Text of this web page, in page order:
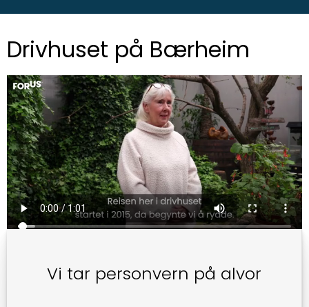
Drivhuset på Bærheim
Vi tar personvern på alvor